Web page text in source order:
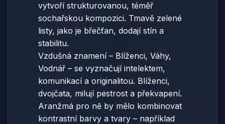
vytvoří strukturovanou, téměř
sochařskou kompozici. Tmavě zelené
listy, jako je břečťan, dodají stín a
stabilitu.
Vzdušná znamení – Blíženci, Váhy,
Vodnář – se vyznačují intelektem,
komunikací a originalitou. Blíženci,
dvojčata, milují pestrost a překvapení.
Aranžmá pro ně by mělo kombinovat
kontrastní barvy a tvary – například